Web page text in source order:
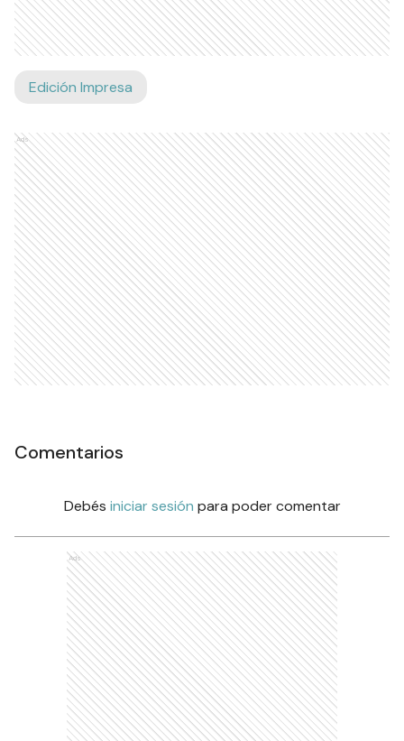
Edición Impresa
Ads
Comentarios
Debés iniciar sesión para poder comentar
Ads